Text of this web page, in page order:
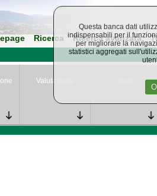
Ricerca Ricerca avanzata
Valutazione
Questa banca dati
indispensabili per il
per migliorare la
statistici aggregati